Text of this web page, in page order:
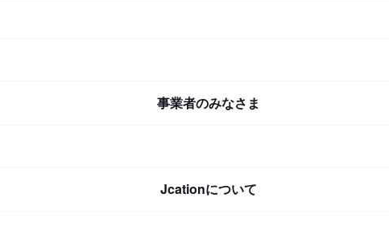
事業者のみなさま
Jcationについて